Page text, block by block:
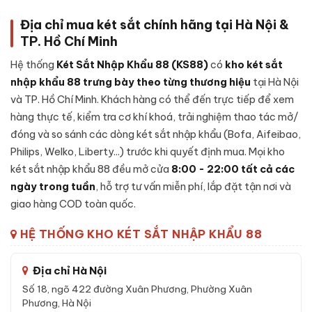
được thiết kế chắc chắn, kết hợp giữa cơ khí chính xác và vật
liệu chất lượng cao:
Khung thép cường lực: Sử dụng thép cao cấp không rỉ
nguyên khối, đảm bảo khả năng chống đập phá và khoan
đục cao.
Cánh cửa đúc đặc:
Cánh được đúc liền khối, có rãnh
chống cạy, đệm chống khói - duy trì khả năng kín khít
trong điều kiện nhiệt độ cao.
Lớp lõi chống cháy:
Bên trong vỏ ngoài là lớp bê-tông
chống cháy chuyên dụng kết hợp sợi cách nhiệt - giữ tài
sản nguyên vẹn khi xảy ra sự cố hoả hoạn.
nhà sản xuất, tích hợp cảnh báo nhập sai liên tục.
lớn - chống được các công cụ phá khoá thông dụng.
Bản lề chìm:Bản lề đặt ẩn bên trong cánh, không lộ ra
ngoài để tránh bị cắt phá.
Địa chỉ mua két sắt chính hãng tại Hà Nội &
TP. Hồ Chí Minh
Hệ thống Két Sắt Nhập Khẩu 88 (KS88)có kho két sắt
nhập khẩu 88 trưng bày theo từng thương hiệu tại Hà Nội
và TP. Hồ Chí Minh. Khách hàng có thể đến trực tiếp để xem
hàng thực tế, kiểm tra cơ khí khoá, trải nghiệm thao tác mở/
đóng và so sánh các dòng két sắt nhập khẩu (Bofa, Aifeibao,
Philips, Welko, Liberty...) trước khi quyết định mua. Mọi kho
két sắt nhập khẩu 88 đều mở cửa 8:00 - 22:00 tất cả các
ngày trong tuần, hỗ trợ tư vấn miễn phí, lắp đặt tận nơi và
giao hàng COD toàn quốc.
HỆ THỐNG KHO KÉT SẮT NHẬP KHẨU 88
Địa chỉ Hà Nội
Số 18, ngõ 422 đường Xuân Phương, Phường Xuân
Phương, Hà Nội